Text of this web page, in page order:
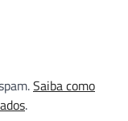
Saiba como
.